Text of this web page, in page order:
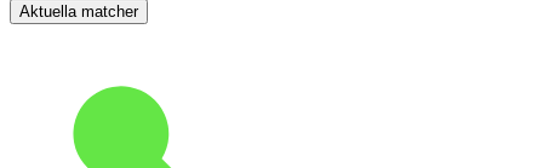
Aktuella matcher